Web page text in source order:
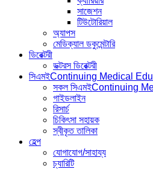
সাজেশন
টিউটোরিয়াল
অ্যাপস
মেডিক্যাল ডকুমেন্টারি
ডিরেক্টরী
ডক্টরস ডিরেক্টরী
সিএমইContinuing Medical
সকল সিএমইContinuing
গাইডলাইন
রিসার্চ
চিকিৎসা সহায়ক
স্বীকৃত তালিকা
হেল্প
যোগাযোগ/সাহায্য
চ্যারিটি